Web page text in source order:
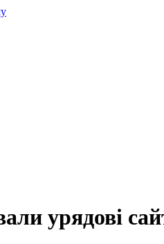
урядові